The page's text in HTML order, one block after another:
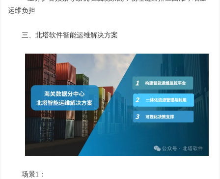
运维负担
三、北塔软件智能运维解决方案
场景1：